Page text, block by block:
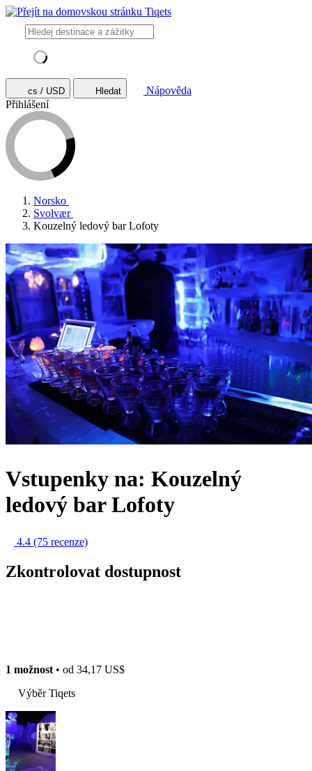
cs / USD Hledat
Nápověda
Přihlášení
Norsko
Svolvær
Kouzelný ledový bar Lofoty
Vstupenky na: Kouzelný
ledový bar Lofoty
4.4 (75 recenze)
Zkontrolovat dostupnost
1 možnost • od 34,17 US$
Výběr Tiqets